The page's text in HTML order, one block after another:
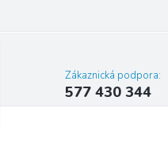
Zákaznická podpora:
577 430 344